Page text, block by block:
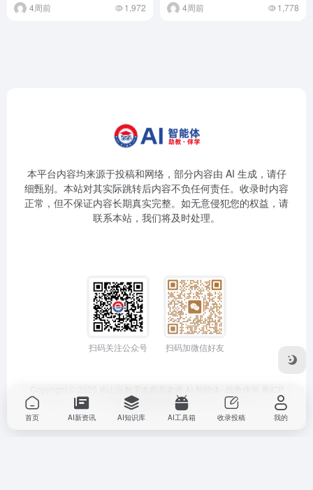
4周前 1,972 4周前 1,778
本平台内容均来源于投稿和网络，部分内容由 AI 生成，请仔
细甄别。本站对其实际跳转后内容不负任何责任。收录时内容
正常，但不保证内容长期真实完整。如无意侵犯您的权益，请
联系本站，我们将及时处理。
扫码关注公众号 扫码加微信好友
备2025399194号-1
首页 AI新资讯 AI知识库 AI工具箱 收录投稿 我的